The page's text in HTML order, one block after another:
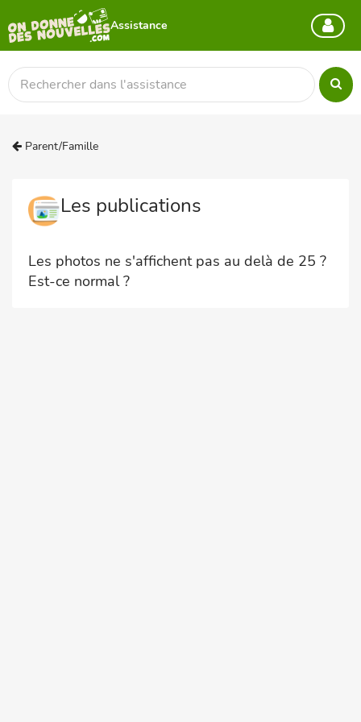
Assistance
Parent/Famille
Les publications
Les photos ne s'affichent pas au delà de 25 ?
Est-ce normal ?